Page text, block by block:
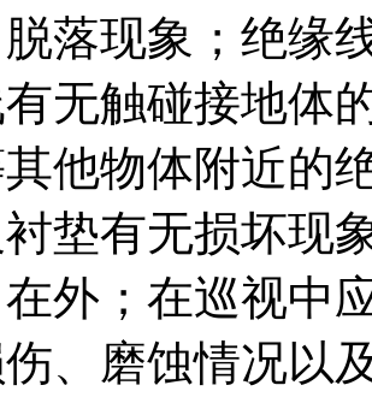
落现象；绝缘
无触碰接地体
他物体附近的
垫有无损坏现
外；在巡视中
、磨蚀情况以